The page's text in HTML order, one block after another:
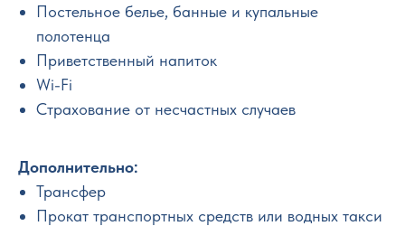
Постельное белье, банные и купальные
полотенца
Приветственный напиток
Wi-Fi
Страхование от несчастных случаев
Дополнительно:
Трансфер
Прокат транспортных средств или водных такси